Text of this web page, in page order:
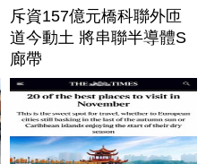
斥資157億元橋科聯外匝
道今動土 將串聯半導體S
廊帶